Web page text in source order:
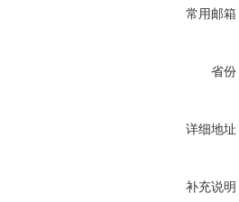
常用邮箱
省份
详细地址
补充说明